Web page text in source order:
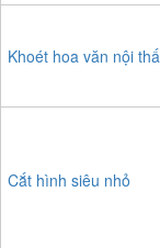
Khoét hoa văn nội
Cắt hình siêu nhỏ